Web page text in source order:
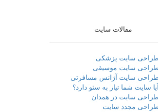
مقالات سایت
سایت پزشکی
سایت موسیقی
سایت آژانس مسافرتی
سایت شما نیاز به سئو دارد؟
سایت در همدان
مجدد سایت